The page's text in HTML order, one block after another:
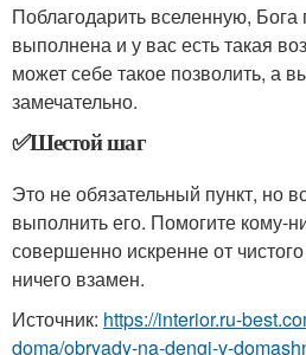
Поблагодарить вселенную, Бога
выполнена и у вас есть такая
может себе такое позволить, а
замечательно.
✅Шестой шаг
Это не обязательный пункт, но
выполнить его. Помогите кому-
совершенно искренне от
ничего взамен.
Источник: https://interior.ru-
doma/obryady-na-dengi-v-